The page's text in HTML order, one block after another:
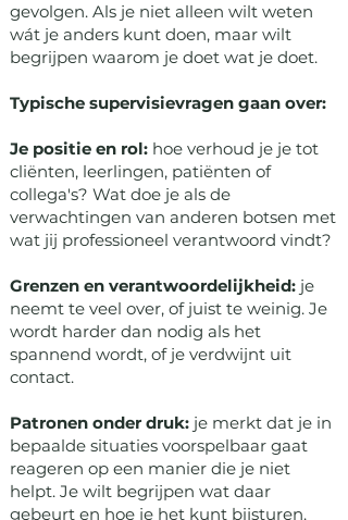
gevolgen. Als je niet alleen wilt weten
wát je anders kunt doen, maar wilt
begrijpen waarom je doet wat je doet.
Typische supervisievragen gaan over:
Je positie en rol: hoe verhoud je je tot
cliënten, leerlingen, patiënten of
collega's? Wat doe je als de
verwachtingen van anderen botsen met
wat jij professioneel verantwoord vindt?
Grenzen en verantwoordelijkheid: je
neemt te veel over, of juist te weinig. Je
wordt harder dan nodig als het
spannend wordt, of je verdwijnt uit
contact.
Patronen onder druk: je merkt dat je in
bepaalde situaties voorspelbaar gaat
reageren op een manier die je niet
helpt. Je wilt begrijpen wat daar
gebeurt en hoe je het kunt bijsturen.